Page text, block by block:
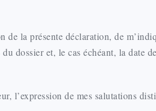
de la présente déclaration, de
dossier et, le cas échéant, la date
l’expression de mes salutations